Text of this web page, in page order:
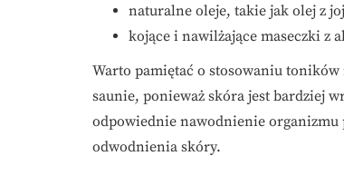
naturalne oleje, takie jak olej z
kojące i nawilżające maseczki z
Warto pamiętać o stosowaniu
saunie, ponieważ skóra jest bardziej
odpowiednie nawodnienie organizmu
odwodnienia skóry.